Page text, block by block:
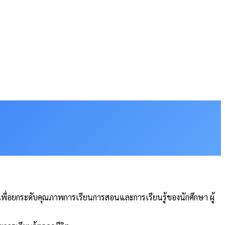
ยกระดับคุณภาพการเรียนการสอนและการเรียนรู้ของนักศึกษา ผู้